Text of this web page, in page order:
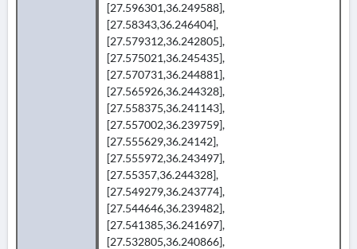
[27.596301,36.249588],
[27.58343,36.246404],
[27.579312,36.242805],
[27.575021,36.245435],
[27.570731,36.244881],
[27.565926,36.244328],
[27.558375,36.241143],
[27.557002,36.239759],
[27.555629,36.24142],
[27.555972,36.243497],
[27.55357,36.244328],
[27.549279,36.243774],
[27.544646,36.239482],
[27.541385,36.241697],
[27.532805,36.240866],